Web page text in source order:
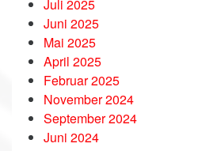
Juli 2025
Juni 2025
Mai 2025
April 2025
Februar 2025
November 2024
September 2024
Juni 2024